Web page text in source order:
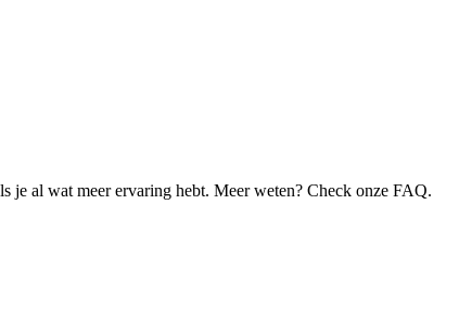
je al wat meer ervaring hebt. Meer weten? Check onze FAQ.